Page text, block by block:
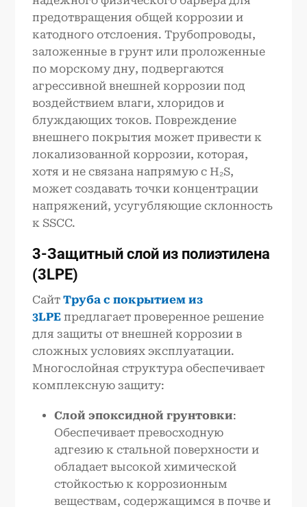
предотвращения общей коррозии и
катодного отслоения. Трубопроводы,
заложенные в грунт или проложенные
по морскому дну, подвергаются
агрессивной внешней коррозии под
воздействием влаги, хлоридов и
блуждающих токов. Повреждение
внешнего покрытия может привести к
локализованной коррозии, которая,
хотя и не связана напрямую с H₂S,
может создавать точки концентрации
напряжений, усугубляющие склонность
к SSCC.
3-Защитный слой из полиэтилена
(3LPE)
СайтТруба с покрытием из
3LPE предлагает проверенное решение
для защиты от внешней коррозии в
сложных условиях эксплуатации.
Многослойная структура обеспечивает
комплексную защиту:
Слой эпоксидной грунтовки:
Обеспечивает превосходную
адгезию к стальной поверхности и
обладает высокой химической
стойкостью к коррозионным
веществам, содержащимся в почве и